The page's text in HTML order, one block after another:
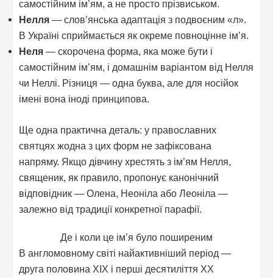
самостійним ім’ям, а не просто прізвиськом.
Нелля — слов’янська адаптація з подвоєним «л».
В Україні сприймається як окреме повноцінне ім’я.
Неля — скорочена форма, яка може бути і
самостійним ім’ям, і домашнім варіантом від Нелля
чи Неллі. Різниця — одна буква, але для носійок
імені вона іноді принципова.
Ще одна практична деталь: у православних
святцях жодна з цих форм не зафіксована
напряму. Якщо дівчину хрестять з ім’ям Нелля,
священик, як правило, пропонує канонічний
відповідник — Олена, Неоніла або Леоніла —
залежно від традиції конкретної парафії.
Де і коли це ім’я було поширеним
В англомовному світі найактивніший період —
друга половина XIX і перші десятиліття XX